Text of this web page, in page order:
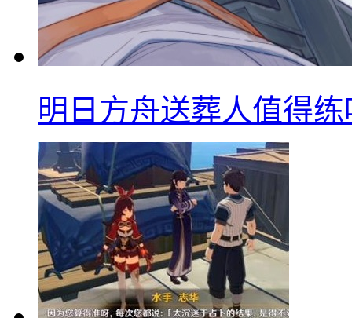
明日方舟送葬人值得